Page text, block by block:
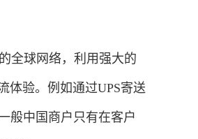
全球网络，利用强大的
体验。例如通过UPS寄送
般中国商户只有在客户